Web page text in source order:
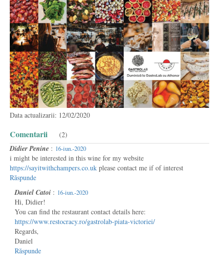
Data actualizarii: 12/02/2020
Comentarii (2)
Didier Penine : 16-iun.-2020
i might be interested in this wine for my website
https://sayitwithchampers.co.uk please contact me if of interest
Răspunde
Daniel Catoi : 16-iun.-2020
Hi, Didier!
You can find the restaurant contact details here:
https://www.restocracy.ro/gastrolab-piata-victoriei/
Regards,
Daniel
Răspunde